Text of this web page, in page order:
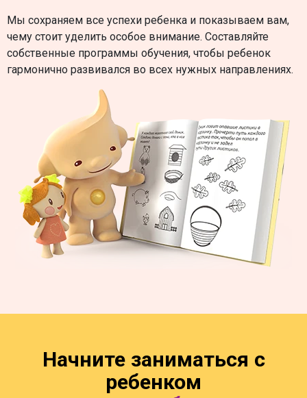
Мы сохраняем все успехи ребенка и показываем вам,
чему стоит уделить особое внимание. Составляйте
собственные программы обучения, чтобы ребенок
гармонично развивался во всех нужных направлениях.
Начните заниматься с
ребенком